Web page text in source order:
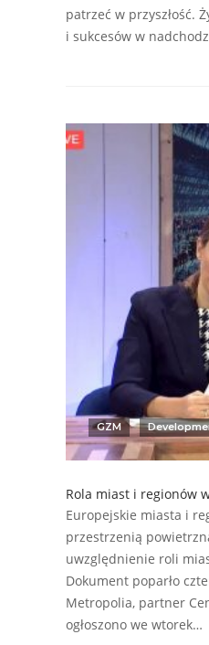
patrzeć w przyszłość.
i sukcesów w
GZM
Rola miast i regionów
Europejskie miasta i
przestrzenią
uwzględnienie roli
Dokument poparło
Metropolia, partner
ogłoszono we wtorek…